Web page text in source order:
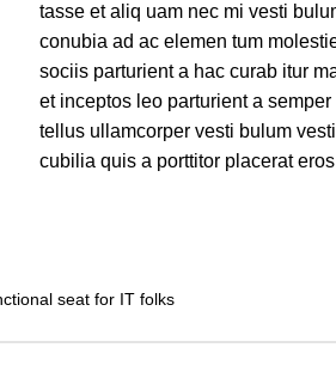
tasse et aliq uam nec mi vesti
conubia ad ac elemen tum
sociis parturient a hac curab itur
et inceptos leo parturient a
tellus ullamcorper vesti bulum
cubilia quis a porttitor placerat
seat for IT folks